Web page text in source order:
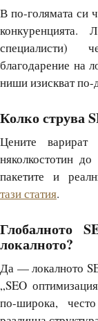
В по-голямата си
конкуренцията.
специалисти)
благодарение на
ниши изискват по-
Колко струва
Цените
няколкостотин
пакетите и
тази статия.
Глобалното
локалното?
Да — локалното
„SEO
по-широка,